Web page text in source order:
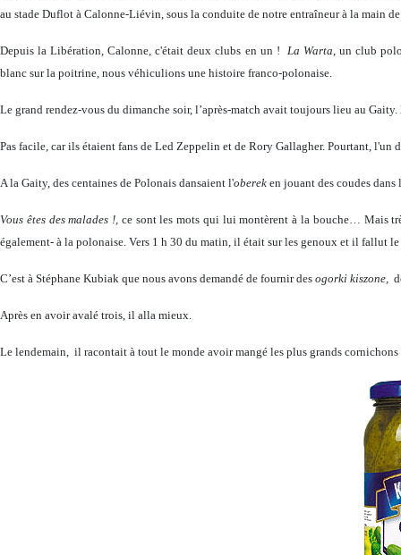
au stade Duflot à Calonne-Liévin, sous la conduite de notre entraîneur à la main
Depuisla Libération, Calonne, c'était deux clubs en un ! La Warta, un club
blanc sur la poitrine, nous véhiculions une histoire franco-polonaise.
Le grand rendez-vous du dimanche soir, l’après-match avait toujours lieu au
Pas facile, car ils étaient fans de Led Zeppelin et de Rory Gallagher. Pourtant,
Ala Gaity, des centaines de Polonais dansaient l'oberek en jouant des coudes
Vous êtes des malades !, ce sont les mots qui lui montèrent à la bouche… Mais
également- à la polonaise. Vers 1 h 30 du matin, il était sur les genoux et il fallut
C’est à Stéphane Kubiak que nous avons demandé de fournir des ogorki kiszone,
Après en avoir avalé trois, il alla mieux.
Le lendemain, il racontait à tout le monde avoir mangé les plus grands